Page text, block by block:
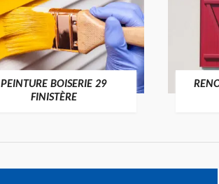
PEINTURE BOISERIE 29
FINISTÈRE